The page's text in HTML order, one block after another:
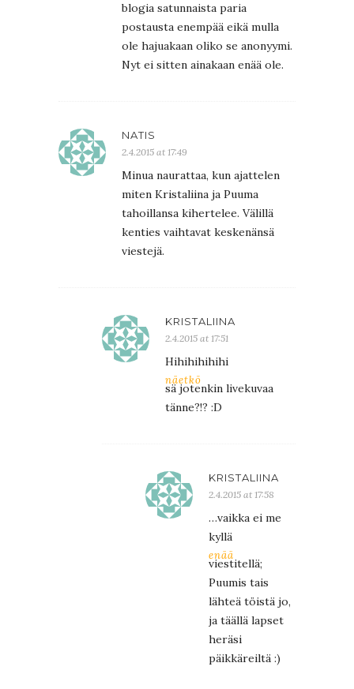
blogia satunnaista paria
postausta enempää eikä mulla
ole hajuakaan oliko se anonyymi.
Nyt ei sitten ainakaan enää ole.
NATIS
2.4.2015 at 17:49
Minua naurattaa, kun ajattelen
miten Kristaliina ja Puuma
tahoillansa kihertelee. Välillä
kenties vaihtavat keskenänsä
viestejä.
KRISTALIINA
2.4.2015 at 17:51
Hihihihihihi
näetkö
sä jotenkin livekuvaa
tänne?!? :D
KRISTALIINA
2.4.2015 at 17:58
…vaikka ei me
kyllä
enää
viestitellä;
Puumis tais
lähteä töistä jo,
ja täällä lapset
heräsi
päikkäreiltä :)